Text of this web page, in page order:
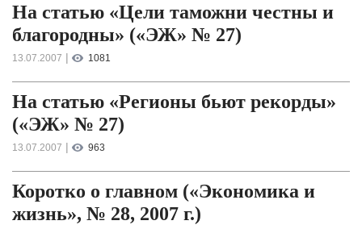
На статью «Цели таможни честны и
благородны» («ЭЖ» № 27)
13.07.2007 | 1081
На статью «Регионы бьют рекорды»
(«ЭЖ» № 27)
13.07.2007 | 963
Коротко о главном («Экономика и
жизнь», № 28, 2007 г.)